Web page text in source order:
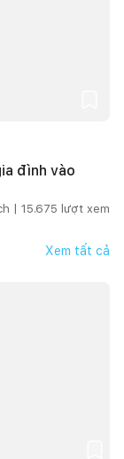
đình vào
| 15.675 lượt xem
Xem tất cả